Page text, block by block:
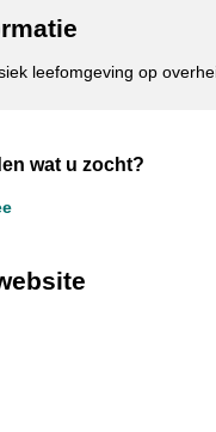
leefomgeving op
wat u zocht?